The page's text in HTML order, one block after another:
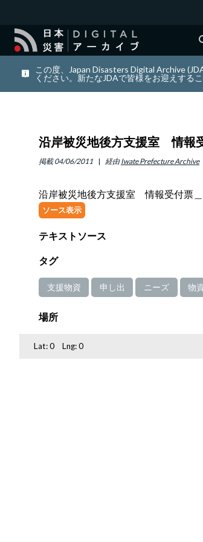
この度、Japan Disasters Digital Archive
ください。新たなJDAで皆様をお迎えする
沿岸被災地後方支援室 情報
掲載 04/06/2011 経由 Iwate Prefecture Archive
沿岸被災地後方支援室 情報受付票＿
ソース表示
テキストソース
タグ
支援物資 申し出 ニーズ 物
場所
Lat:0 Lng:0